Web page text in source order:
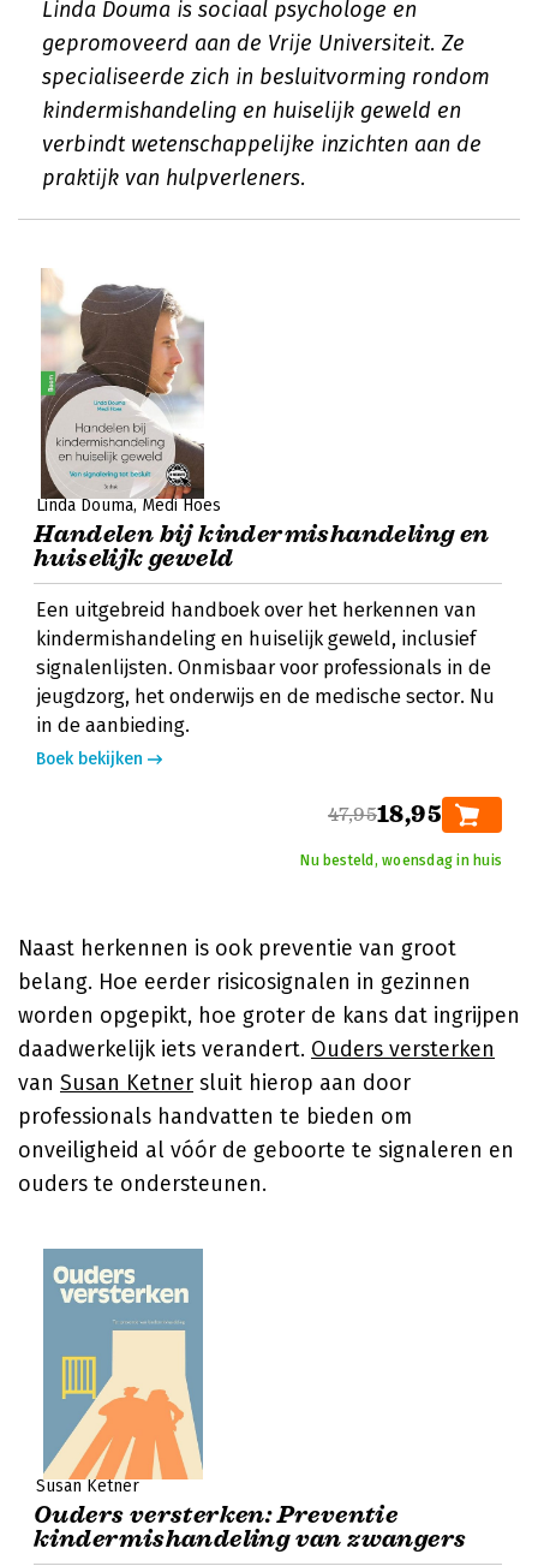
Linda Douma is sociaal psychologe en
gepromoveerd aan de Vrije Universiteit. Ze
specialiseerde zich in besluitvorming rondom
kindermishandeling en huiselijk geweld en
verbindt wetenschappelijke inzichten aan de
praktijk van hulpverleners.
Linda Douma Medi Hoes
Handelen bij kindermishandeling en
huiselijk geweld
Een uitgebreid handboek over het herkennen van
kindermishandeling en huiselijk geweld, inclusief
signalenlijsten. Onmisbaar voor professionals in de
jeugdzorg, het onderwijs en de medische sector. Nu
in de aanbieding.
Boek bekijken
47,9518,95
Nu besteld, woensdag in huis
Naast herkennen is ook preventie van groot
belang. Hoe eerder risicosignalen in gezinnen
worden opgepikt, hoe groter de kans dat ingrijpen
daadwerkelijk iets verandert. Ouders versterken
van Susan Ketner sluit hierop aan door
professionals handvatten te bieden om
onveiligheid al vóór de geboorte te signaleren en
ouders te ondersteunen.
Susan Ketner
Ouders versterken: Preventie
kindermishandeling van zwangers